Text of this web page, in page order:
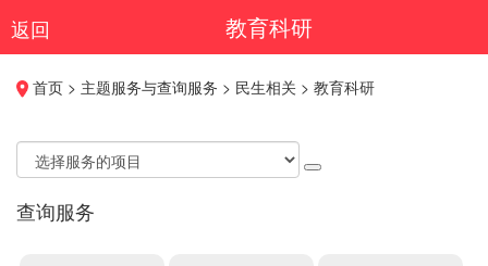
返回 教育科研
首页 > 主题服务与查询服务 > 民生相关 > 教育科研
查询服务